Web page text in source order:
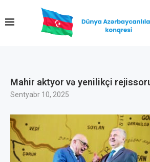
Mahir aktyor və yenilikçi
Sentyabr 10, 2025